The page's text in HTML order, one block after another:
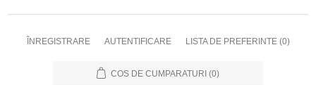
ÎNREGISTRARE AUTENTIFICARE LISTA DE PREFERINTE (0)
COS DE CUMPARATURI (0)